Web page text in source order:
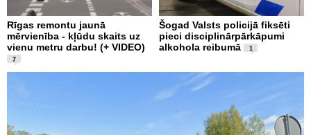
Rīgas remontu jaunā
mērvienība - kļūdu skaits uz
vienu metru darbu! (+ VIDEO)
7
Šogad Valsts policijā fiksēti
pieci disciplinārpārkāpumi
alkohola reibumā
1